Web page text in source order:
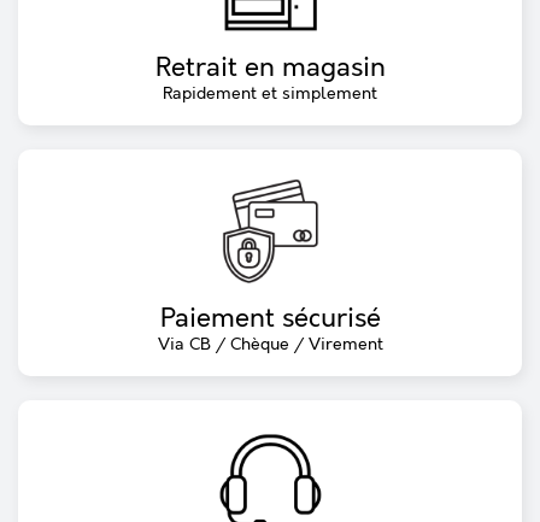
Retrait en magasin
Rapidement et simplement
Paiement sécurisé
Via CB / Chèque / Virement